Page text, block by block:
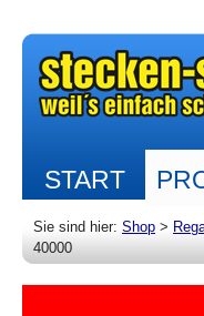
START
Sie sind hier: Shop >
40000